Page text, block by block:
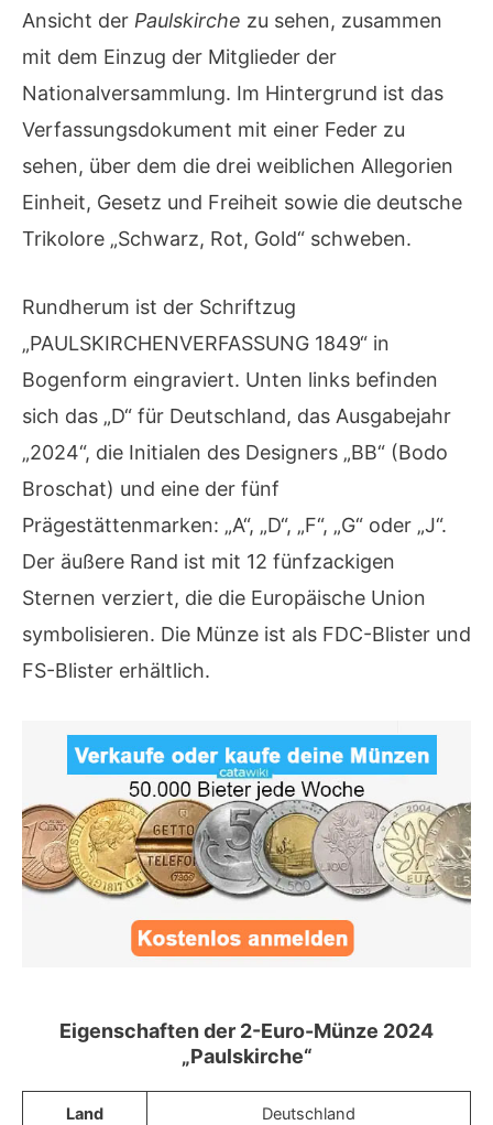
Ansicht der Paulskirche zu sehen, zusammen
mit dem Einzug der Mitglieder der
Nationalversammlung. Im Hintergrund ist das
Verfassungsdokument mit einer Feder zu
sehen, über dem die drei weiblichen Allegorien
Einheit, Gesetz und Freiheit sowie die deutsche
Trikolore „Schwarz, Rot, Gold“ schweben.
Rundherum ist der Schriftzug
„PAULSKIRCHENVERFASSUNG 1849“ in
Bogenform eingraviert. Unten links befinden
sich das „D“ für Deutschland, das Ausgabejahr
„2024“, die Initialen des Designers „BB“ (Bodo
Broschat) und eine der fünf
Prägestättenmarken: „A“, „D“, „F“, „G“ oder „J“.
Der äußere Rand ist mit 12 fünfzackigen
Sternen verziert, die die Europäische Union
symbolisieren. Die Münze ist als FDC-Blister und
FS-Blister erhältlich.
Eigenschaften der 2-Euro-Münze 2024
„Paulskirche“
Land Deutschland